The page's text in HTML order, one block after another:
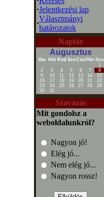
·Jelentkezési lap
·
Választmányi
határozatok
Naptár
Augusztus
Vas Hét Ked SzeCsü Pén Szo
1
2
3 4 5 6 7
8
9
10 11 12 13 14
15
16
17 18 19 20 21
22
23
24 25 26 27 28
29
30
31
Szavazás
Mit gondolsz a
weboldalunkról?
Nagyon jó!
Elég jó...
Nem elég jó...
Nagyon rossz!